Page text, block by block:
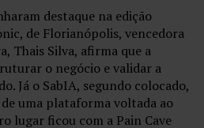
destaque na edição
de Florianópolis, vencedora
Thais Silva, afirma que a
o negócio e validar a
Já o SabIA, segundo colocado,
uma plataforma voltada ao
lugar ficou com a Pain Cave